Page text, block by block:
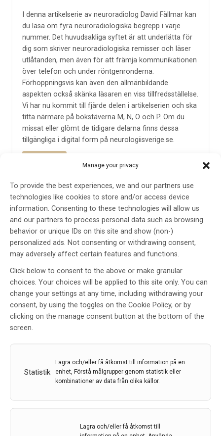
Manage your privacy
To provide the best experiences, we and our partners use
technologies like cookies to store and/or access device
information. Consenting to these technologies will allow us
and our partners to process personal data such as browsing
behavior or unique IDs on this site and show (non-)
personalized ads. Not consenting or withdrawing consent,
may adversely affect certain features and functions.
Click below to consent to the above or make granular
choices. Your choices will be applied to this site only. You can
change your settings at any time, including withdrawing your
consent, by using the toggles on the Cookie Policy, or by
clicking on the manage consent button at the bottom of the
screen.
Statistik
Lagra och/eller få åtkomst till information på en
enhet, Förstå målgrupper genom statistik eller
kombinationer av data från olika källor.
Lagra och/eller få åtkomst till
I denna artikelserie av neuroradiolog David Fällmar kan
du läsa om fyra neuroradiologiska begrepp i varje
nummer. Det huvudsakliga syftet är att underlätta för
dig som skriver neuroradiologiska remisser och läser
utlåtanden, men även för att främja kommunikationen
över telefon och under röntgenronderna.
Förhoppningsvis kan även den allmänbildande
aspekten också skänka läsaren en viss tillfredsställelse.
Vi har nu kommit till fjärde delen i artikelserien och ska
titta närmare på bokstäverna M, N, O och P. Om du
missat eller glömt de tidigare delarna finns dessa
tillgängliga i digital form på neurologiisverige.se.
Neuroradiologisk A-B och C-D-
lära
9 dec 2021 Etiketter: David Fällmar,Neuroradiologi
I denna artikelserie av neuroradiolog David Fällmar
Det huvudsakliga syftet är att bidra till en
neuroradiologisk allmänbildning
under röntgenronderna.